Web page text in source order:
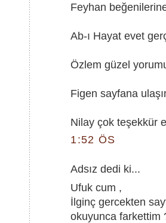
Feyhan
Ab-ı Hayat evet
Özlem güzel
Figen sayfana
Nilay çok teşekkür
1:52 ÖS
Adsız dedi ki...
Ufuk cum ,
İlginç gercekten
okuyunca farkettim